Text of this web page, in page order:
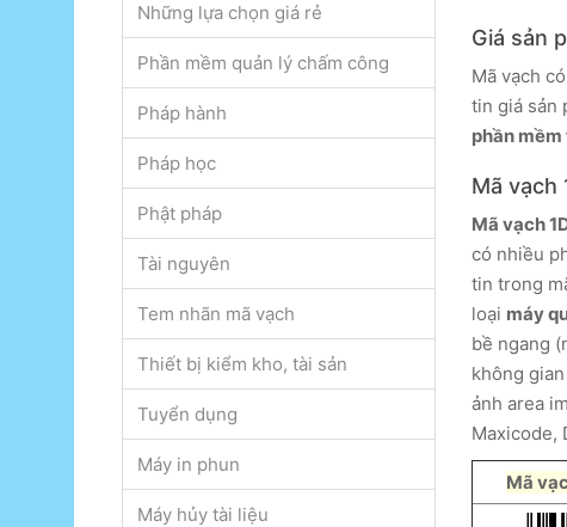
Giá sản
Mã vạch
tin giá sản
phần
Mã vạch
Mã vạch
có nhiều
tin trong
loại máy
bề ngang
không
ảnh area
Maxicode,
Mã
Những lựa chọn giá rẻ
Phần mềm quản lý chấm công
Pháp hành
Pháp học
Phật pháp
Tài nguyên
Tem nhãn mã vạch
Thiết bị kiểm kho, tài sản
Tuyển dụng
Máy in phun
Máy hủy tài liệu